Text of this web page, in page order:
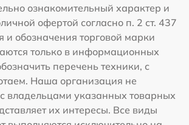
ознакомительный характер и
офертой согласно п. 2 ст. 437
обозначения торговой марки
только в информационных
перечень техники, с
Наша организация не
владельцами указанных товарных
их интересы. Все виды